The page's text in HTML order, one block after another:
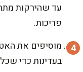
עד שהירקות
פריכות.
מוסיפים את
בעדינות כדי